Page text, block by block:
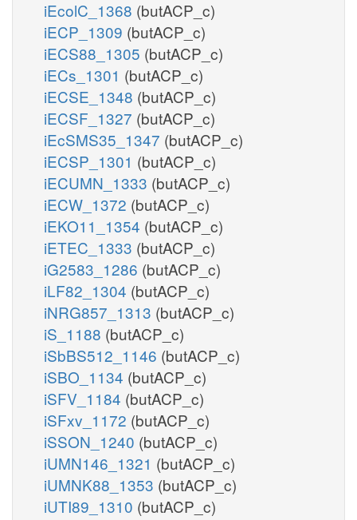
iEcolC_1368 (butACP_c)
iECP_1309 (butACP_c)
iECS88_1305 (butACP_c)
iECs_1301 (butACP_c)
iECSE_1348 (butACP_c)
iECSF_1327 (butACP_c)
iEcSMS35_1347 (butACP_c)
iECSP_1301 (butACP_c)
iECUMN_1333 (butACP_c)
iECW_1372 (butACP_c)
iEKO11_1354 (butACP_c)
iETEC_1333 (butACP_c)
iG2583_1286 (butACP_c)
iLF82_1304 (butACP_c)
iNRG857_1313 (butACP_c)
iS_1188 (butACP_c)
iSbBS512_1146 (butACP_c)
iSBO_1134 (butACP_c)
iSFV_1184 (butACP_c)
iSFxv_1172 (butACP_c)
iSSON_1240 (butACP_c)
iUMN146_1321 (butACP_c)
iUMNK88_1353 (butACP_c)
iUTI89_1310 (butACP_c)